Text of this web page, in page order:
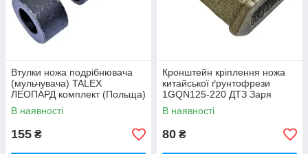
Втулки ножа подрібнювача
(мульчувача) TALЕХ
ЛЕОПАРД комплект (Польща)
В наявності
155 ₴
Кронштейн кріплення ножа
китайської ґрунтофрези
1GQN125-220 ДТЗ Заря
В наявності
80 ₴